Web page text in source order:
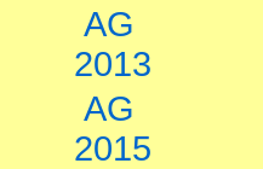
AG
2013
AG
2015